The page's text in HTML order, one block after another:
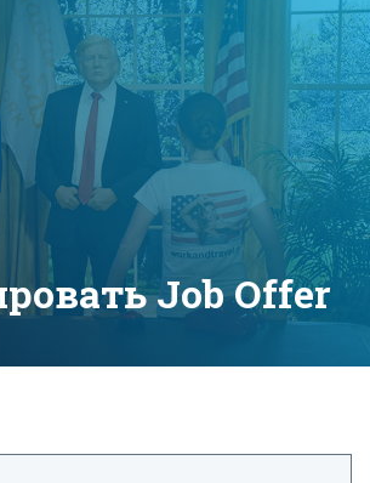
Job Offer